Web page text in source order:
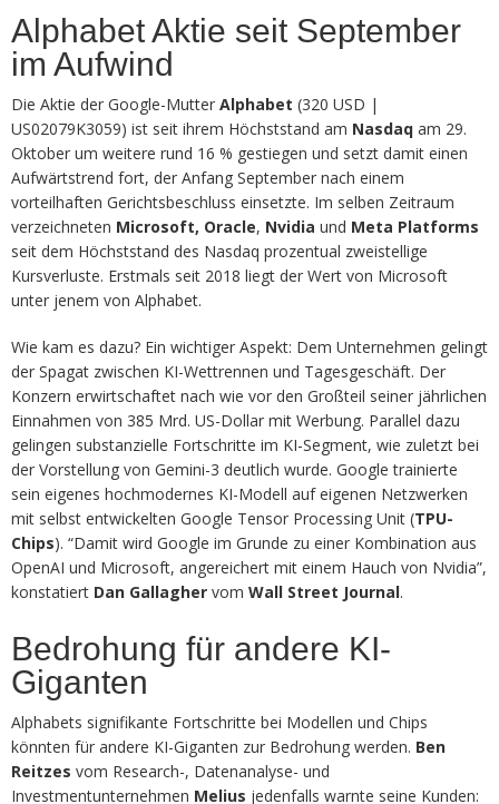
Alphabet Aktie seit September
im Aufwind
Die Aktie der Google-Mutter Alphabet (320 USD |
US02079K3059) ist seit ihrem Höchststand am Nasdaq am 29.
Oktober um weitere rund 16 % gestiegen und setzt damit einen
Aufwärtstrend fort, der Anfang September nach einem
vorteilhaften Gerichtsbeschluss einsetzte. Im selben Zeitraum
verzeichneten Microsoft, Oracle, Nvidia und Meta Platforms
seit dem Höchststand des Nasdaq prozentual zweistellige
Kursverluste. Erstmals seit 2018 liegt der Wert von Microsoft
unter jenem von Alphabet.
Wie kam es dazu? Ein wichtiger Aspekt: Dem Unternehmen gelingt
der Spagat zwischen KI-Wettrennen und Tagesgeschäft. Der
Konzern erwirtschaftet nach wie vor den Großteil seiner jährlichen
Einnahmen von 385 Mrd. US-Dollar mit Werbung. Parallel dazu
gelingen substanzielle Fortschritte im KI-Segment, wie zuletzt bei
der Vorstellung von Gemini-3 deutlich wurde. Google trainierte
sein eigenes hochmodernes KI-Modell auf eigenen Netzwerken
mit selbst entwickelten Google Tensor Processing Unit (TPU-
Chips). “Damit wird Google im Grunde zu einer Kombination aus
OpenAI und Microsoft, angereichert mit einem Hauch von Nvidia”,
konstatiert Dan Gallagher vom Wall Street Journal.
Bedrohung für andere KI-
Giganten
Alphabets signifikante Fortschritte bei Modellen und Chips
könnten für andere KI-Giganten zur Bedrohung werden. Ben
Reitzes vom Research-, Datenanalyse- und
Investmentunternehmen Melius jedenfalls warnte seine Kunden: